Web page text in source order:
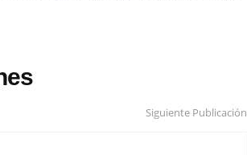
Siguiente Publicación